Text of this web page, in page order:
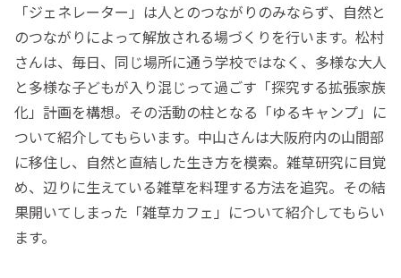
「ジェネレーター」は人とのつながりのみならず、自然と
のつながりによって解放される場づくりを行います。松村
さんは、毎日、同じ場所に通う学校ではなく、多様な大人
と多様な子どもが入り混じって過ごす「探究する拡張家族
化」計画を構想。その活動の柱となる「ゆるキャンプ」に
ついて紹介してもらいます。中山さんは大阪府内の山間部
に移住し、自然と直結した生き方を模索。雑草研究に目覚
め、辺りに生えている雑草を料理する方法を追究。その結
果開いてしまった「雑草カフェ」について紹介してもらい
ます。